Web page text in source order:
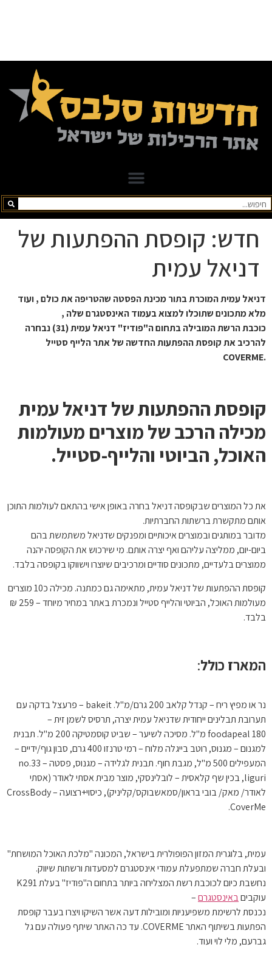
חדש: קופסת ההפתעות של
דניאל עמית
דניאל עמית המוכרת בתור מכינת הפסטה שהטריפה את כולם , ועוד
מלא מתכונים שתוכלו למצוא בעמוד האינסטגרם שלה ,
כוכבת הרשת המובילה בתחום ה"פודיז" דניאל עמית (31) נבחרה
להרכיב את קופסת ההפתעות החדשה של אתר הלייף סטייל
.COVERME
קופסת ההפתעות של דניאל עמית
מכילה הרכב של מוצרים מעולמות
האוכל, הביוטי והלייף-סטייל.
את כל המוצרים שבקופסה דניאל בחרה באופן אישי בהתאם לעולמות התוכן
אותם מתקשרת ברשתות החברתיות.
מדובר במותגים ובמוצרים איכותיים ומפנקים שדניאל משתמשת בהם
ביום-יום, ממליצה עליהם ואף יצרה אותם. מי שירכוש את הקופסה יהנה
ממוצרים בלעדיים, מתכונים סודיים ומרכיבים שיוצרו וישווקו בקופסה בלבד.
קופסת ההפתעות של דניאל עמית, מתאימה גם כמתנה. מכילה כ10 מוצרים
מעולמות האוכל, הביוטי והלייף סטייל ונמכרת באתר במחיר מיוחד – 259 ₪
בלבד.
המארז כולל:
נר או מפיץ ריח – קנדל קלאב 200 גרם/מ"ל. bakeit – פרעצל בדקה עם
תערובת תבלינים ייחודית שדניאל עמית יצרה, תרסיס לשמן זית –
foodapeal 180 מ"ל. מסיכה לשיער – שביט קוסמטיקה 200 מ"ל. תבנית
למגנום – מגנוס, רוטב בייגלה מלוח – רמי טרנזו 400 גרם, סבון גוף/ידיים –
המעפילים 500 מ"ל, מגבת חוף. תבנית לגלידה – מגנוס, פסטה no.33 –
liguri, בכין שף קלאסית – לובלינסקי, מוצר מבית אסתי לאודר (אסתי
לאודר/ מאק/ בובי בראון/סמאשבוקס/קליניק), כיסוי+רצועה CrossBody –
CoverMe.
עמית, בלוגרית המזון הפופולרית בישראל, המכונה "מלכת האוכל המושחת"
ובעלת חברה שמתפעלת עמודי אינסטגרם למסעדות ורשתות שיווק.
נחשבת כיום לכוכבת רשת המצליחה ביותר בתחום ה"פודיז" בעלת K291
עוקביםבאינסטגרם–
נכנסת לרשימת משפיעניות ומובילות דעה אשר השיקו ויצרו בעבר קופסת
הפתעות בשיתוף האתרCOVERME. עד כה האתר שיתף פעולה עם גל
גברעם, מלי לוי ועוד.